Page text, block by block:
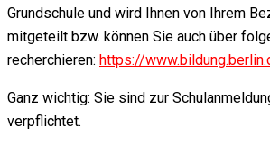
Grundschule und wird Ihnen von Ihrem
mitgeteilt bzw. können Sie auch über
recherchieren: https://
Ganz wichtig: Sie sind zur
verpflichtet.